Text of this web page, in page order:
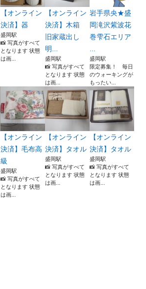
【オンライン
決済】器
盛岡駅
📸 写真がすべて
となります 状態
は画...
【オンライン
決済】木箱
旧家蔵出し
明...
盛岡駅
📸 写真がすべて
となります 状態
は画...
岩手県央★盛
岡滝沢紫波花
巻雫石エリア
盛岡駅
限定募集！ 毎日
のウォーキングが
もったい...
【オンライン
決済】毛布高
級
盛岡駅
📸 写真がすべて
となります 状態
は画...
【オンライン
決済】タオル
盛岡駅
📸 写真がすべて
となります 状態
は画...
【オンライン
決済】タオル
盛岡駅
📸 写真がすべて
となります 状態
は画...